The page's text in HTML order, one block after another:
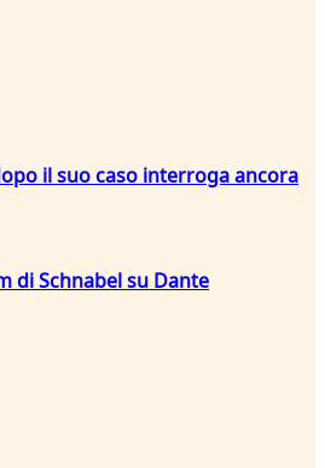
il suo caso interroga ancora
di Schnabel su Dante